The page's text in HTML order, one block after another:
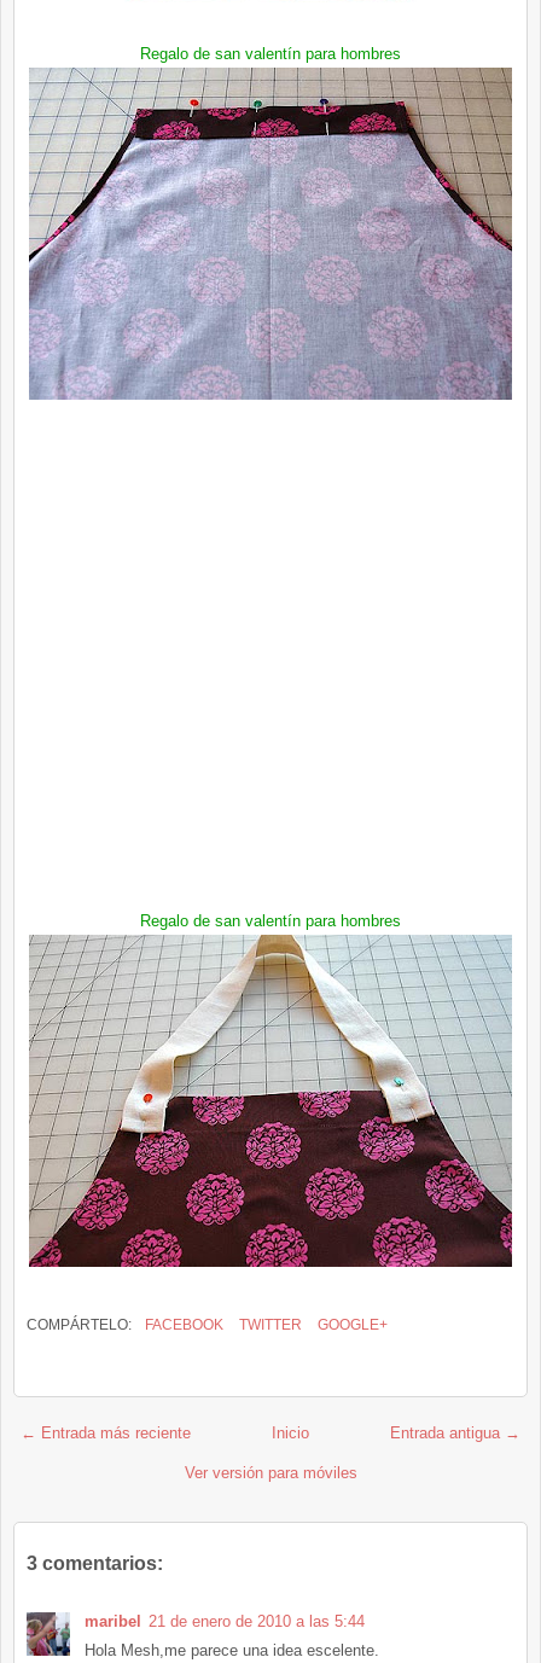
Regalo de san valentín para hombres
Regalo de san valentín para hombres
COMPÁRTELO: FACEBOOK TWITTER GOOGLE+
← Entrada más reciente Entrada antigua →
Inicio
Ver versión para móviles
3 comentarios:
maribel 21 de enero de 2010 a las 5:44
Hola Mesh,me parece una idea escelente.